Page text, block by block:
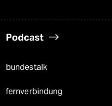
Podcast
bundestalk
fernverbindung